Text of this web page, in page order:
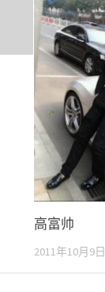
高富帅
2011年10月9日